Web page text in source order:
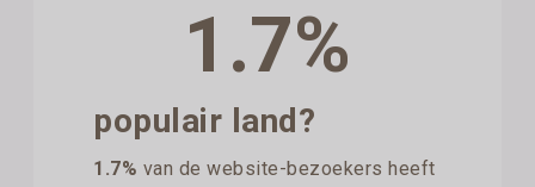
1.7%
populair land?
1.7% van de website-bezoekers heeft